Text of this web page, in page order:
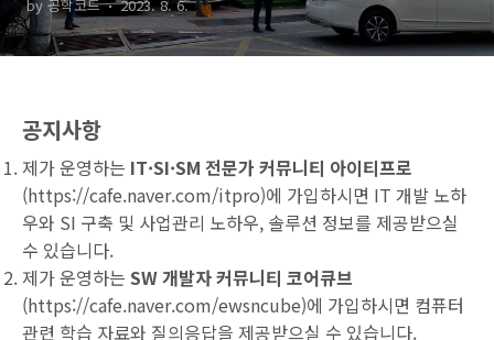
by 공학코드 2023. 8. 6.
공지사항
제가 운영하는 IT·SI·SM 전문가 커뮤니티 아이티프로
(https://cafe.naver.com/itpro)에 가입하시면 IT 개발 노하
우와 SI 구축 및 사업관리 노하우, 솔루션 정보를 제공받으실
수 있습니다.
제가 운영하는 SW 개발자 커뮤니티 코어큐브
(https://cafe.naver.com/ewsncube)에 가입하시면 컴퓨터
관련 학습 자료와 질의응답을 제공받으실 수 있습니다.